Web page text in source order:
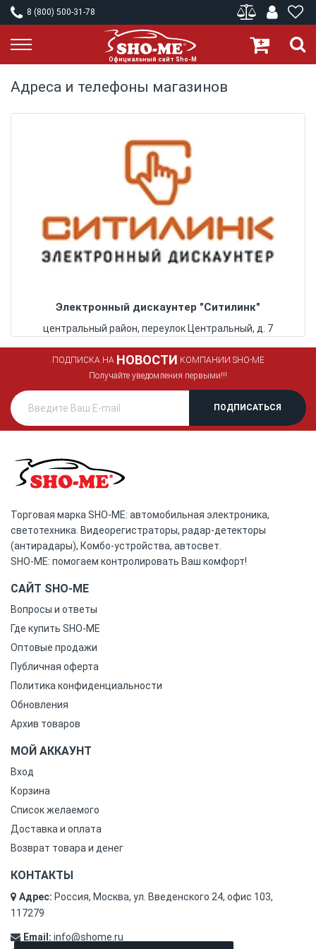
8 (800) 500-31-78
Адреса и телефоны магазинов
Электронный дискаунтер "Ситилинк"
центральный район, переулок Центральный, д. 7
ПОДПИСКА НА НОВОСТИ КОМПАНИИ SHO-ME
Получайте уведомления первыми!!!
Торговая марка SHO-ME: автомобильная электроника,
светотехника. Видеорегистраторы, радар-детекторы
(антирадары), Комбо-устройства, автосвет.
SHO-ME: помогаем контролировать Ваш комфорт!
САЙТ SHO-ME
Вопросы и ответы
Где купить SHO-ME
Оптовые продажи
Публичная оферта
Политика конфиденциальности
Обновления
Архив товаров
МОЙ АККАУНТ
Вход
Корзина
Список желаемого
Доставка и оплата
Возврат товара и денег
КОНТАКТЫ
Адрес: Россия, Москва, ул. Введенского 24, офис 103,
117279
Email: info@shome.ru